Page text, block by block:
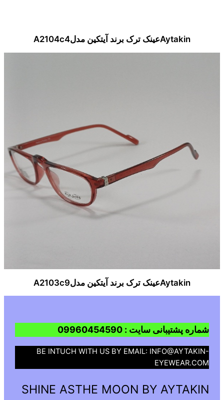
Aytakinعینک ترک برند آیتکین مدلA2104c4
Aytakinعینک ترک برند آیتکین مدلA2103c9
شماره پشتیبانی سایت : 09960454590
BE INTUCH WITH US BY EMAIL: INFO@AYTAKIN-
EYEWEAR.COM
SHINE ASTHE MOON BY AYTAKIN